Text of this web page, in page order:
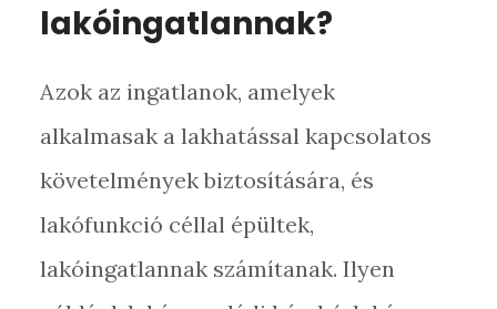
lakóingatlannak?
Azok az ingatlanok, amelyek
alkalmasak a lakhatással kapcsolatos
követelmények biztosítására, és
lakófunkció céllal épültek,
lakóingatlannak számítanak. Ilyen